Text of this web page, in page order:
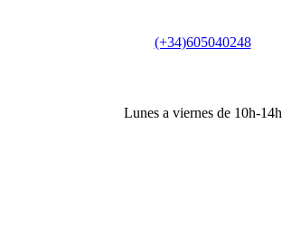
(+34)605040248
Lunes a viernes de 10h-14h